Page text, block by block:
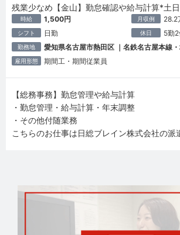
残業少なめ【金山】勤怠確認や給与計算*土
時給 1,500円 月収例 28.2
シフト 日勤 休日 5勤2
勤務地 愛知県名古屋市熱田区 ｜名鉄名古屋本線
雇用形態 期間工・期間従業員
【総務事務】勤怠管理や給与計算
・勤怠管理・給与計算・年末調整
・その他付随業務
こちらのお仕事は日総ブレイン株式会社の派